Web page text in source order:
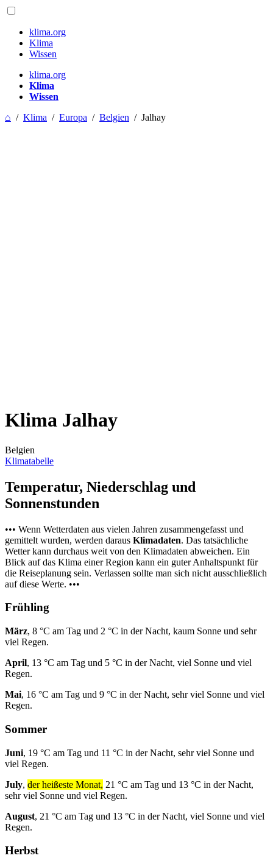
klima.org
Klima
Wissen
klima.org
Klima
Wissen
⌂ / Klima / Europa / Belgien / Jalhay
Klima Jalhay
Belgien
Klimatabelle
Temperatur, Niederschlag und
Sonnenstunden
••• Wenn Wetterdaten aus vielen Jahren zusammengefasst und
gemittelt wurden, werden daraus Klimadaten. Das tatsächliche
Wetter kann durchaus weit von den Klimadaten abweichen. Ein
Blick auf das Klima einer Region kann ein guter Anhaltspunkt für
die Reiseplanung sein. Verlassen sollte man sich nicht ausschließlich
auf diese Werte. •••
Frühling
März, 8 °C am Tag und 2 °C in der Nacht, kaum Sonne und sehr
viel Regen.
April, 13 °C am Tag und 5 °C in der Nacht, viel Sonne und viel
Regen.
Mai, 16 °C am Tag und 9 °C in der Nacht, sehr viel Sonne und viel
Regen.
Sommer
Juni, 19 °C am Tag und 11 °C in der Nacht, sehr viel Sonne und
viel Regen.
July, der heißeste Monat, 21 °C am Tag und 13 °C in der Nacht,
sehr viel Sonne und viel Regen.
August, 21 °C am Tag und 13 °C in der Nacht, viel Sonne und viel
Regen.
Herbst